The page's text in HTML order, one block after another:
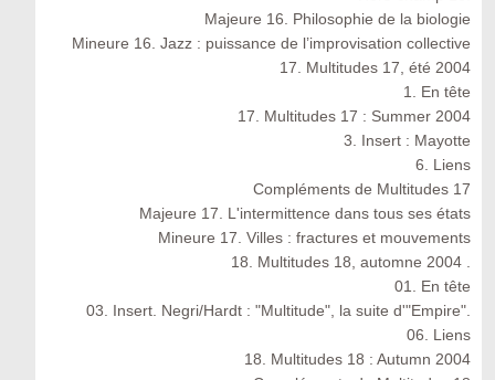
Majeure 16. Philosophie de la biologie
Mineure 16. Jazz : puissance de l’improvisation collective
17. Multitudes 17, été 2004
1. En tête
17. Multitudes 17 : Summer 2004
3. Insert : Mayotte
6. Liens
Compléments de Multitudes 17
Majeure 17. L'intermittence dans tous ses états
Mineure 17. Villes : fractures et mouvements
18. Multitudes 18, automne 2004 .
01. En tête
03. Insert. Negri/Hardt : "Multitude", la suite d'"Empire".
06. Liens
18. Multitudes 18 : Autumn 2004